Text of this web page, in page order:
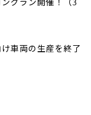
グラン開催！（3
車両の生産を終了